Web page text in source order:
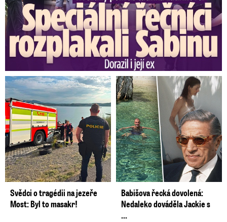
Svědci o tragédii na jezeře
Most: Byl to masakr!
Babišova řecká dovolená:
Nedaleko dováděla Jackie s
...